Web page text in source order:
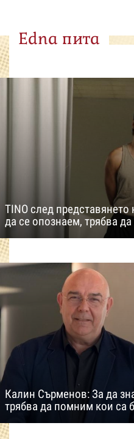
Edna пита
TINO след
да се опознаем, трябва
Калин Сърменов: За да
трябва да помним кои са